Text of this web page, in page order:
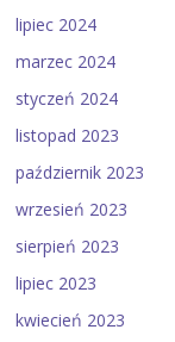
lipiec 2024
marzec 2024
styczeń 2024
listopad 2023
październik 2023
wrzesień 2023
sierpień 2023
lipiec 2023
kwiecień 2023